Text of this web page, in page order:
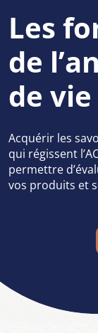
Les
de
de vie
Acquérir les
qui régissent
permettre
vos produits et